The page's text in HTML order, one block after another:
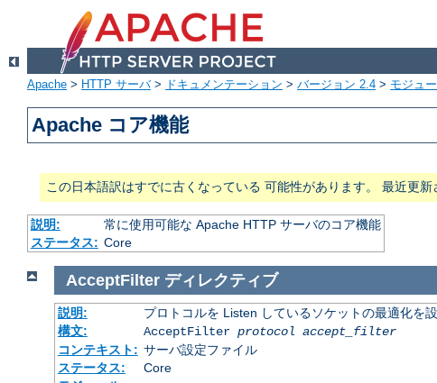
Apache > HTTP サーバ> ドキュメンテーション > バージョン 2.4 > モジュ
Apache コア機能
この日本語訳はすでに古くなっている 可能性があります。 最近更新
説明:
常に使用可能な Apache HTTP サーバのコア機能
ステータス: Core
AcceptFilter ディレクティブ
説明:
プロトコルを Listen しているソケットの最適化を
構文:
AcceptFilter protocol accept_filter
コンテキスト: サーバ設定ファイル
ステータス:
Core